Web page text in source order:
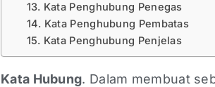
13. Kata Penghubung Penegas
14. Kata Penghubung Pembatas
15. Kata Penghubung Penjelas
Kata Hubung. Dalam membuat